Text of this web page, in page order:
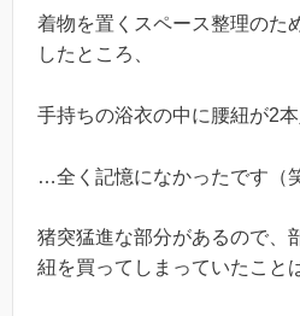
着物を置くスペース整理のた
したところ、
手持ちの浴衣の中に腰紐が2本
…全く記憶になかったです（
猪突猛進な部分があるので、
紐を買ってしまっていたこと